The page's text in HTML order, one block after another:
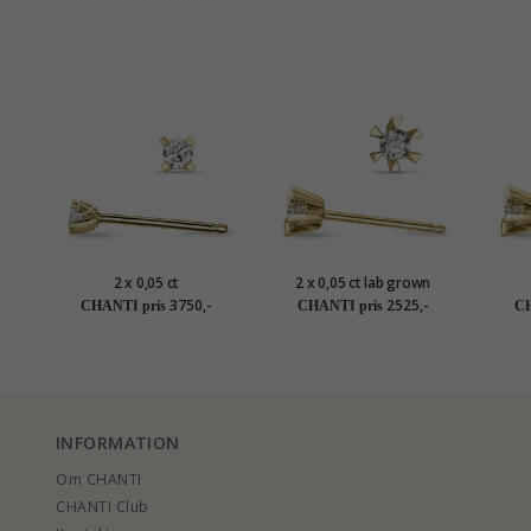
karat guld med diamant
2 x 0,05 ct
solitaireørestikker i 14
karat guld med diamant
CHANTI pris 3750,-
2 x 0,05 ct lab grown
diamant solitaireørestikker
i 9 karat guld med lab
CHANTI pris 2525,-
INFORMATION
Om CHANTI
CHANTI Club